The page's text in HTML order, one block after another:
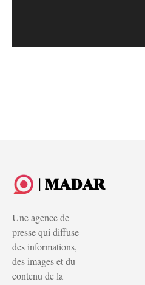
| MADAR
Une agence de
presse qui diffuse
des informations,
des images et du
contenu de la